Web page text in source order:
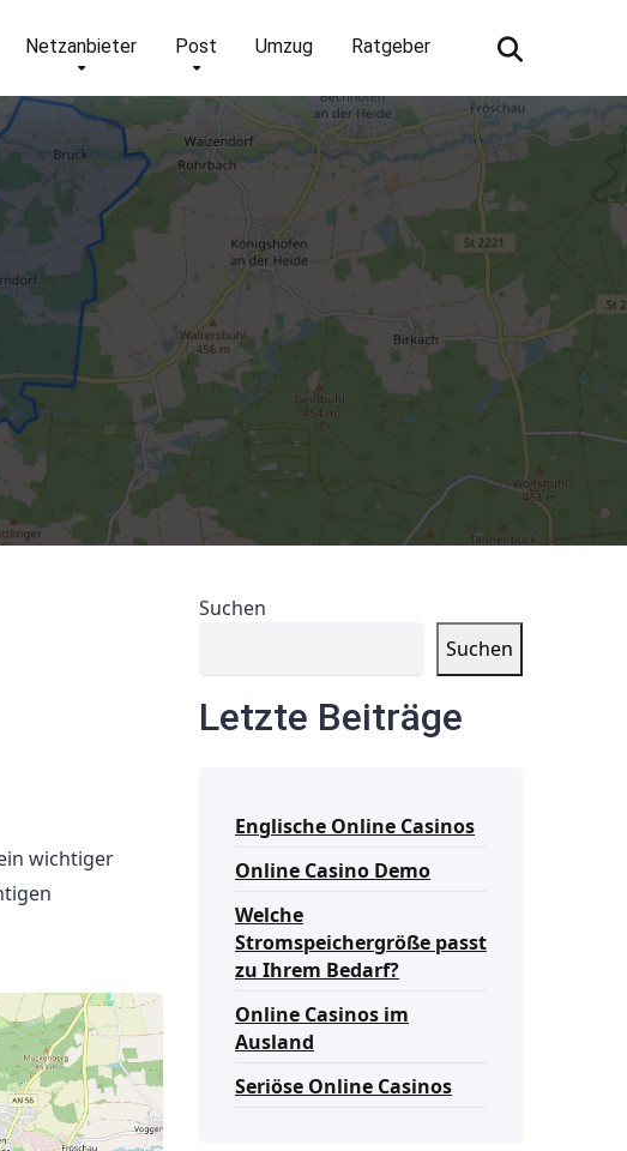
Netzanbieter Post Umzug Ratgeber
wichtiger
Suchen
Suchen
Letzte Beiträge
Englische Online Casinos
Online Casino Demo
Welche
Stromspeichergröße passt
zu Ihrem Bedarf?
Online Casinos im
Ausland
Seriöse Online Casinos